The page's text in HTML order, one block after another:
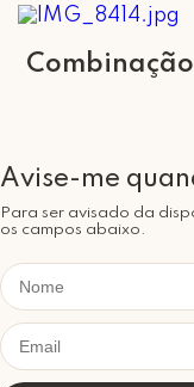
Para ser avisado da
os campos abaixo.